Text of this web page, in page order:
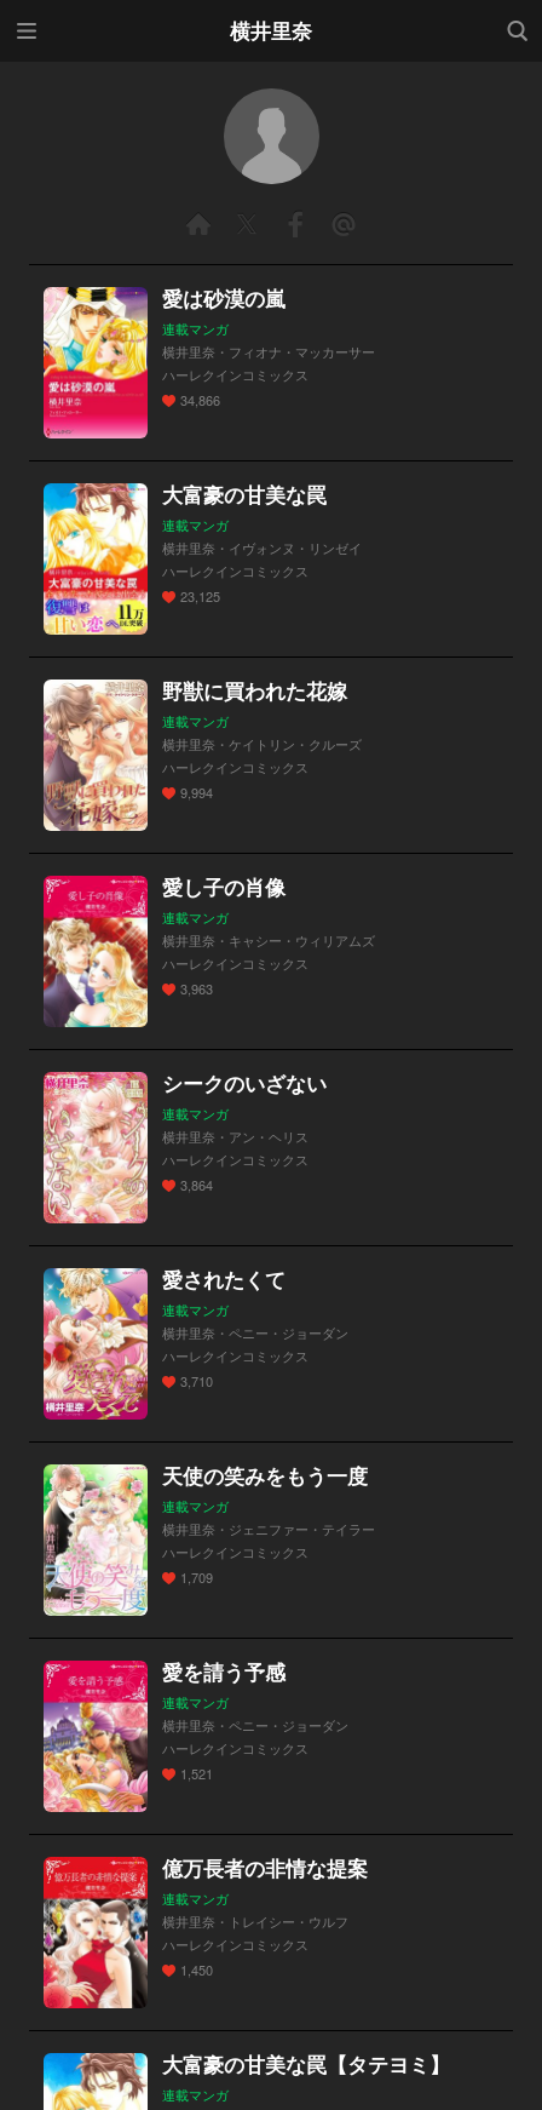
横井里奈
検索
愛は砂漠の嵐
連載マンガ
横井里奈・フィオナ・マッカーサー
ハーレクインコミックス
34,866
大富豪の甘美な罠
連載マンガ
横井里奈・イヴォンヌ・リンゼイ
ハーレクインコミックス
23,125
野獣に買われた花嫁
連載マンガ
横井里奈・ケイトリン・クルーズ
ハーレクインコミックス
9,994
愛し子の肖像
連載マンガ
横井里奈・キャシー・ウィリアムズ
ハーレクインコミックス
3,963
シークのいざない
連載マンガ
横井里奈・アン・ヘリス
ハーレクインコミックス
3,864
愛されたくて
連載マンガ
横井里奈・ペニー・ジョーダン
ハーレクインコミックス
3,710
天使の笑みをもう一度
連載マンガ
横井里奈・ジェニファー・テイラー
ハーレクインコミックス
1,709
愛を請う予感
連載マンガ
横井里奈・ペニー・ジョーダン
ハーレクインコミックス
1,521
億万長者の非情な提案
連載マンガ
横井里奈・トレイシー・ウルフ
ハーレクインコミックス
1,450
大富豪の甘美な罠【タテヨミ】
連載マンガ